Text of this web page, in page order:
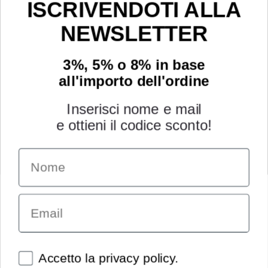
INFORMAZIONI
Chi siamo
Condizioni generali
Garanzia
Richiesta assistenza tecnica
Pagamenti e spedizioni
ISCRIVENDOTI ALLA
NEWSLETTER
3%, 5% o 8% in base
all'importo dell'ordine
Inserisci nome e mail
e ottieni il codice sconto!
Name
Email
Spunte obbligatorie
Accetto la privacy policy.